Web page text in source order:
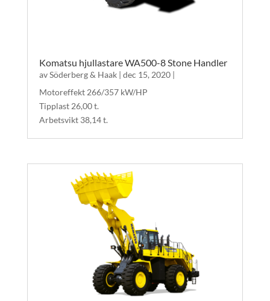
Komatsu hjullastare WA500-8 Stone Handler
avSöderberg & Haak| dec 15, 2020|
Motoreffekt 266/357 kW/HP
Tipplast 26,00 t.
Arbetsvikt 38,14 t.